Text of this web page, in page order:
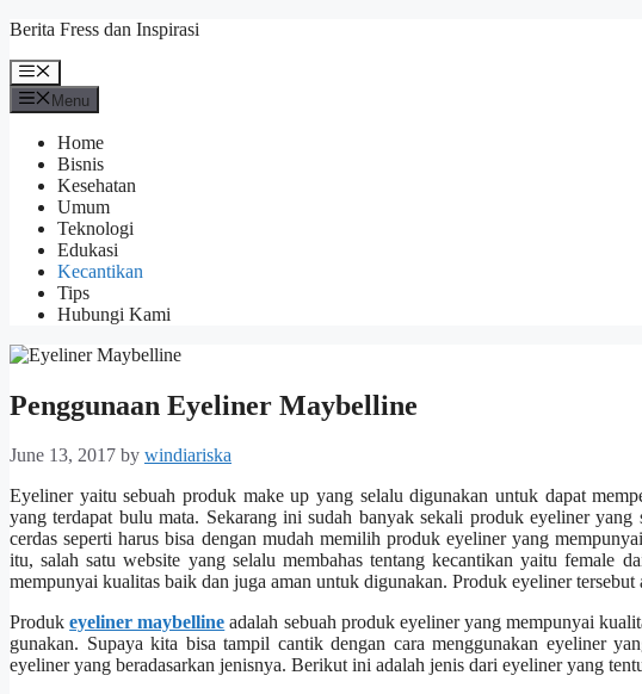
Skip
content
Berita Fress dan Inspirasi
Menu
Menu
Home
Bisnis
Kesehatan
Umum
Teknologi
Edukasi
Kecantikan
Tips
Hubungi Kami
Penggunaan Eyeliner Maybelline
June 13, 2017 by windiariska
Eyeliner yaitu sebuah produk make up yang selalu digunakan untuk dapat
yang terdapat bulu mata. Sekarang ini sudah banyak sekali produk eyeliner
cerdas seperti harus bisa dengan mudah memilih produk eyeliner yang
itu, salah satu website yang selalu membahas tentang kecantikan yaitu female
mempunyai kualitas baik dan juga aman untuk digunakan. Produk eyeliner tersebut
Produkeyeliner maybelline adalah sebuah produk eyeliner yang mempunyai
gunakan. Supaya kita bisa tampil cantik dengan cara menggunakan eyeliner
eyeliner yang beradasarkan jenisnya. Berikut ini adalah jenis dari eyeliner yang